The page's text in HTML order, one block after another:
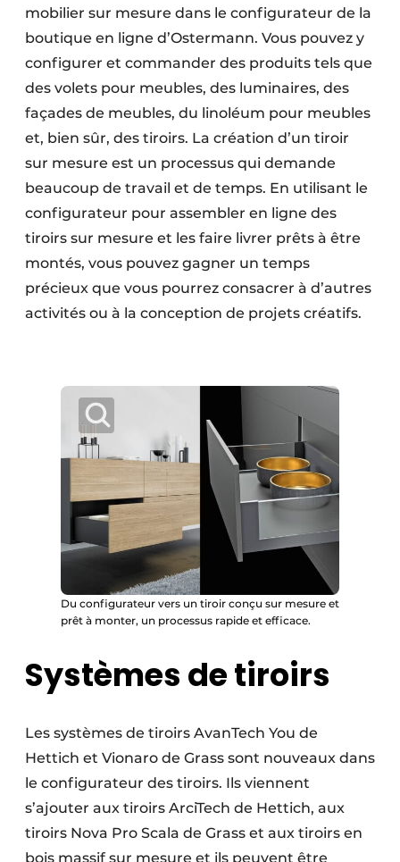
mobilier sur mesure dans le configurateur de la
boutique en ligne d’Ostermann. Vous pouvez y
configurer et commander des produits tels que
des volets pour meubles, des luminaires, des
façades de meubles, du linoléum pour meubles
et, bien sûr, des tiroirs. La création d’un tiroir
sur mesure est un processus qui demande
beaucoup de travail et de temps. En utilisant le
configurateur pour assembler en ligne des
tiroirs sur mesure et les faire livrer prêts à être
montés, vous pouvez gagner un temps
précieux que vous pourrez consacrer à d’autres
activités ou à la conception de projets créatifs.
Du configurateur vers un tiroir conçu sur mesure et
prêt à monter, un processus rapide et efficace.
Systèmes de tiroirs
Les systèmes de tiroirs AvanTech You de
Hettich et Vionaro de Grass sont nouveaux dans
le configurateur des tiroirs. Ils viennent
s’ajouter aux tiroirs ArciTech de Hettich, aux
tiroirs Nova Pro Scala de Grass et aux tiroirs en
bois massif sur mesure et ils peuvent être